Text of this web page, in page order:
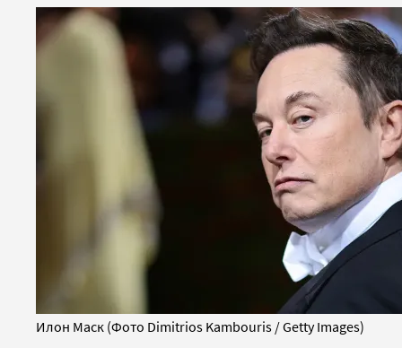
Илон Маск (Фото Dimitrios Kambouris / Getty Images)